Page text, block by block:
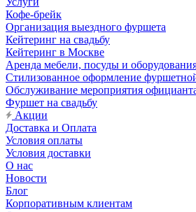
Кофе-брейк
Организация выездного фуршета
Кейтеринг на свадьбу
Кейтеринг в Москве
Аренда мебели, посуды и
Стилизованное оформление
Обслуживание мероприятия
Фуршет на свадьбу
Акции
Доставка и Оплата
Условия оплаты
Условия доставки
О нас
Новости
Блог
Корпоративным клиентам